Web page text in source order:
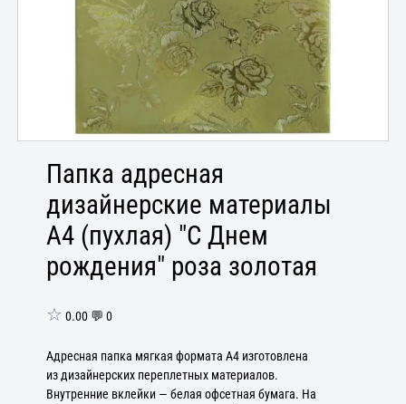
Папка адресная
дизайнерские материалы
А4 (пухлая) "С Днем
рождения" роза золотая
☆ 0.00 💬 0
Адресная папка мягкая формата А4 изготовлена
из дизайнерских переплетных материалов.
Внутренние вклейки — белая офсетная бумага. На